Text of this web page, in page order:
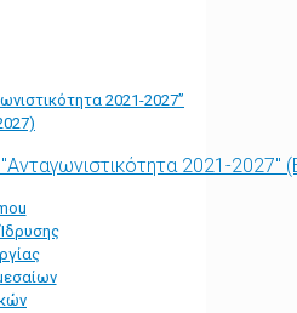
2021-2027”
2021-